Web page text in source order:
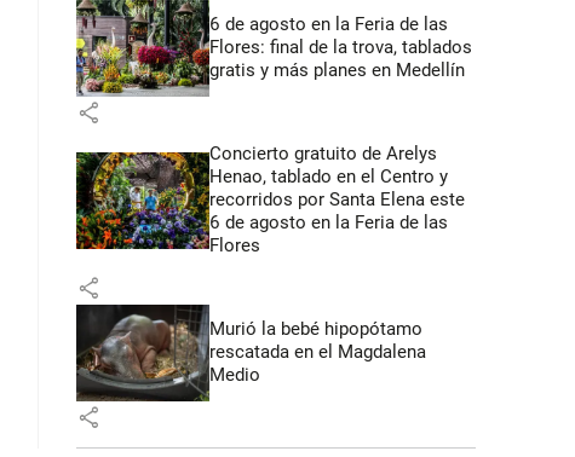
6 de agosto en la Feria de las
Flores: final de la trova, tablados
gratis y más planes en Medellín
share
Concierto gratuito de Arelys
Henao, tablado en el Centro y
recorridos por Santa Elena este
6 de agosto en la Feria de las
Flores
share
Murió la bebé hipopótamo
rescatada en el Magdalena
Medio
share